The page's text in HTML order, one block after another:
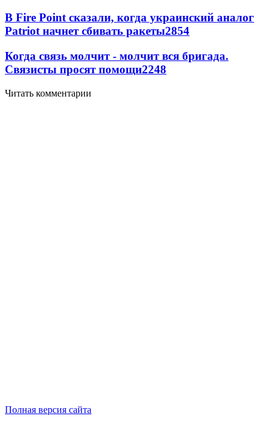
В Fire Point сказали, когда украинский аналог
Patriot начнет сбивать ракеты2854
Когда связь молчит - молчит вся бригада.
Связисты просят помощи2248
Читать комментарии
Полная версия сайта